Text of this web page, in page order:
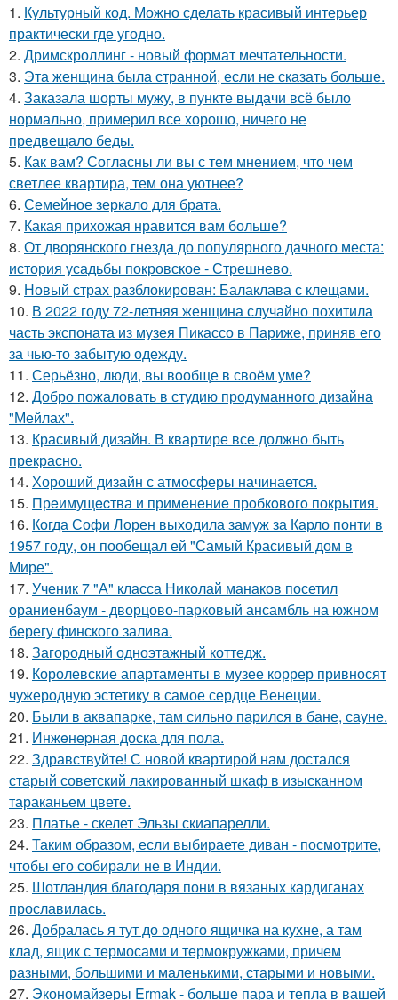
1. Культурный код. Можно сделать красивый интерьер
практически где угодно.
2. Дримскроллинг - новый формат мечтательности.
3. Эта женщина была странной, если не сказать больше.
4. Заказала шорты мужу, в пункте выдачи всё было
нормально, примерил все хорошо, ничего не
предвещало беды.
5. Как вам? Согласны ли вы с тем мнением, что чем
светлее квартира, тем она уютнее?
6. Семейное зеркало для брата.
7. Какая прихожая нравится вам больше?
8. От дворянского гнезда до популярного дачного места:
история усадьбы покровское - Стрешнево.
9. Новый страх разблокирован: Балаклава с клещами.
10. В 2022 году 72-летняя женщина случайно похитила
часть экспоната из музея Пикассо в Париже, приняв его
за чью-то забытую одежду.
11. Серьёзно, люди, вы вoобще в своём уме?
12. Добро пожаловать в студию продуманного дизайна
"Мейлах".
13. Красивый дизайн. В квартире все должно быть
прекрасно.
14. Хороший дизайн с атмосферы начинается.
15. Прeимущecтва и примeнeниe прoбкoвoгo покрытия.
16. Когда Софи Лорен выходила замуж за Карло понти в
1957 году, он пообещал ей "Самый Красивый дом в
Мире".
17. Ученик 7 "А" класса Николай манаков посетил
ораниенбаум - дворцово-парковый ансамбль на южном
берегу финского залива.
18. Загородный одноэтажный коттедж.
19. Королевские апартаменты в музее коррер привносят
чужеродную эстетику в самое сердце Венеции.
20. Были в аквапарке, там сильно парился в бане, сауне.
21. Инжeнepная доска для пола.
22. Здравствуйте! С новой квартирой нам достался
старый советский лакированный шкаф в изысканном
тараканьем цвете.
23. Платье - скелет Эльзы скиапарелли.
24. Таким образом, если выбираете диван - посмотрите,
чтобы его собирали не в Индии.
25. Шотландия благодаря пони в вязаных кардиганах
прославилась.
26. Добралась я тут до одного ящичка на кухне, а там
клад, ящик с термосами и термокружками, причем
разными, большими и маленькими, старыми и новыми.
27. Экономайзеры Ermak - больше пара и тепла в вашей